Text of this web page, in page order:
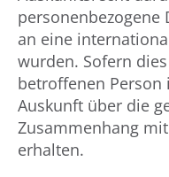
an eine
wurden. Sofern
betroffenen Person
Auskunft über die
Zusammenhang
erhalten.